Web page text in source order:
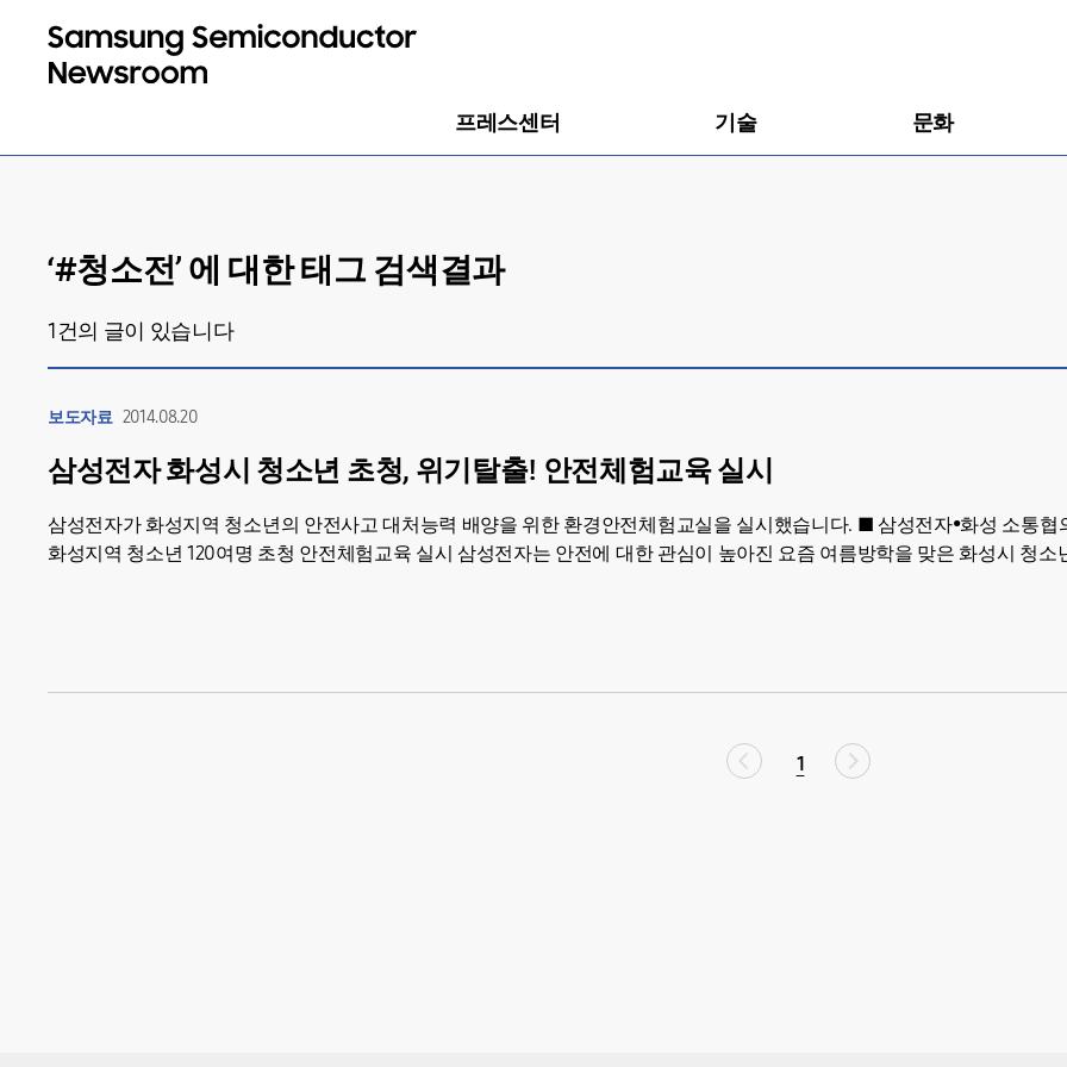
프레스센터 기술 문화
‘#청소전’ 에 대한 태그 검색결과
1건의 글이 있습니다
보도자료 2014.08.20
삼성전자 화성시 청소년 초청, 위기탈출! 안전체험교육 실시
삼성전자가 화성지역 청소년의 안전사고 대처능력 배양을 위한 환경안전체험교실을 실시했습니다. ■ 삼성전자•화성 소통협
화성지역 청소년 120여명 초청 안전체험교육 실시 삼성전자는 안전에 대한 관심이 높아진 요즘 여름방학을 맞은 화성시 청소
1